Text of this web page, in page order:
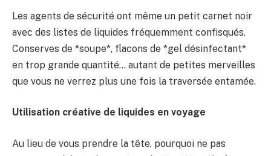
Les agents de sécurité ont même un petit carnet noir
avec des listes de liquides fréquemment confisqués.
Conserves de *soupe*, flacons de *gel désinfectant*
en trop grande quantité… autant de petites merveilles
que vous ne verrez plus une fois la traversée entamée.
Utilisation créative de liquides en voyage
Au lieu de vous prendre la tête, pourquoi ne pas